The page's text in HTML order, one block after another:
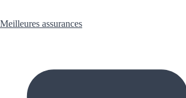
Meilleures assurances